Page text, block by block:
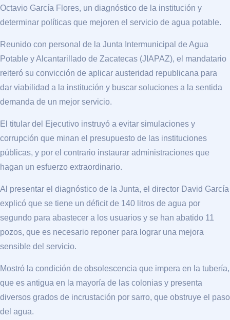
Octavio García Flores, un diagnóstico de la institución y
determinar políticas que mejoren el servicio de agua potable.
Reunido con personal de la Junta Intermunicipal de Agua
Potable y Alcantarillado de Zacatecas (JIAPAZ), el mandatario
reiteró su convicción de aplicar austeridad republicana para
dar viabilidad a la institución y buscar soluciones a la sentida
demanda de un mejor servicio.
El titular del Ejecutivo instruyó a evitar simulaciones y
corrupción que minan el presupuesto de las instituciones
públicas, y por el contrario instaurar administraciones que
hagan un esfuerzo extraordinario.
Al presentar el diagnóstico de la Junta, el director David García
explicó que se tiene un déficit de 140 litros de agua por
segundo para abastecer a los usuarios y se han abatido 11
pozos, que es necesario reponer para lograr una mejora
sensible del servicio.
Mostró la condición de obsolescencia que impera en la tubería,
que es antigua en la mayoría de las colonias y presenta
diversos grados de incrustación por sarro, que obstruye el paso
del agua.